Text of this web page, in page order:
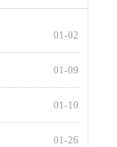
01-02
01-09
01-10
01-26